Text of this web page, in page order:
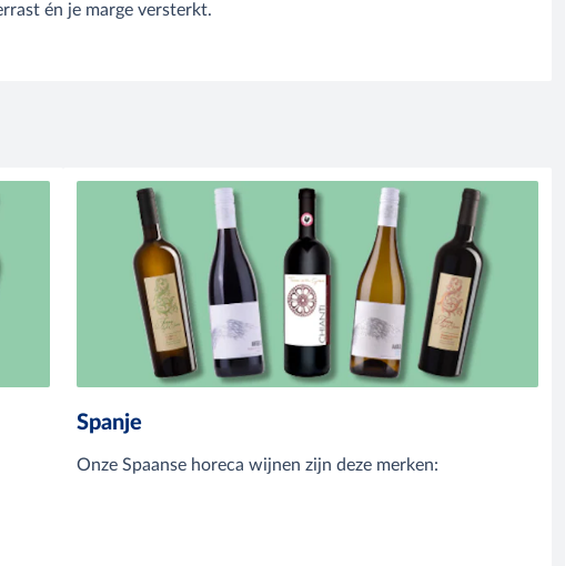
én je marge versterkt.
Spanje
Onze Spaanse horeca wijnen zijn deze merken: